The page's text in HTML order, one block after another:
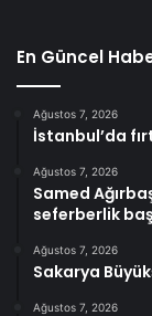
En Güncel
Ağustos 7, 2026
İstanbul’da
Ağustos 7, 2026
Samed
seferberlik
Ağustos 7, 2026
Sakarya
Ağustos 7, 2026